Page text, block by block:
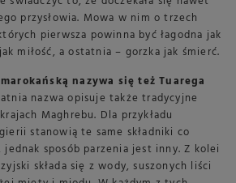
przysłowia. Mowa w nim o trzech
pierwsza powinna być łagodna jak
miłość, a ostatnia – gorzka jak śmierć.
nazywa się też Tuarega
nazwa opisuje także tradycyjne
Maghrebu. Dla przykładu
stanowią te same składniki co
sposób parzenia jest inny. Z kolei
składa się z wody, suszonych liści